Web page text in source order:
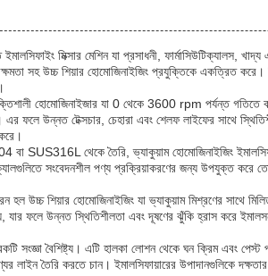
মিক্সার মেশিন যা প্রসাধনী, ফার্মাসিউটিক্যালস,
ক্ষমতা সহ উচ্চ শিয়ার হোমোজিনাইজিং প্রযুক্তিকে একত্রিত
হোমোজিনাইজার যা 0 থেকে 3600 rpm পর্যন্ত
ফলে উন্নত টেক্সচার, চেহারা এবং শেলফ লাইফের সাথে
বা SUS316L থেকে তৈরি, ভ্যাকুয়াম হোমোজিনাইজিং
সংবেদনশীল পণ্য প্রক্রিয়াকরণের জন্য উপযুক্ত করে
হল উচ্চ শিয়ার হোমোজিনাইজিং যা ভ্যাকুয়াম মিশ্রণের সাথে
যার ফলে উন্নত স্থিতিশীলতা এবং দূষণের ঝুঁকি হ্রাস করে
সংজ্ঞা বৈশিষ্ট্য। এটি হালকা লোশন থেকে ঘন ক্রিম এবং
লাইন তৈরি করতে চান। ইমালসিফায়ারের উপাদানগুলিকে